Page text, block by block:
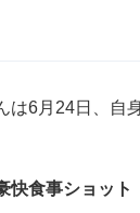
は6月24日、自
快食事ショット